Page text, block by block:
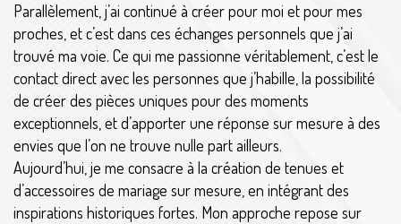
Parallèlement, j’ai continué à créer pour moi et pour mes
proches, et c’est dans ces échanges personnels que j’ai
trouvé ma voie. Ce qui me passionne véritablement, c’est le
contact direct avec les personnes que j’habille, la possibilité
de créer des pièces uniques pour des moments
exceptionnels, et d’apporter une réponse sur mesure à des
envies que l’on ne trouve nulle part ailleurs.
Aujourd’hui, je me consacre à la création de tenues et
d’accessoires de mariage sur mesure, en intégrant des
inspirations historiques fortes. Mon approche repose sur